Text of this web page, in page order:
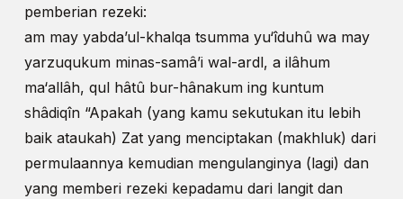
pemberian rezeki:
am may yabda’ul-khalqa tsumma yu‘îduhû wa may
yarzuqukum minas-samâ’i wal-ardl, a ilâhum
ma‘allâh, qul hâtû bur-hânakum ing kuntum
shâdiqîn “Apakah (yang kamu sekutukan itu lebih
baik ataukah) Zat yang menciptakan (makhluk) dari
permulaannya kemudian mengulanginya (lagi) dan
yang memberi rezeki kepadamu dari langit dan